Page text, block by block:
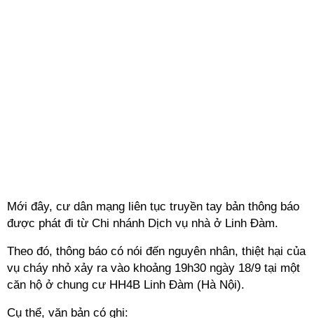
Mới đây, cư dân mạng liên tục truyền tay bản thông báo
được phát đi từ Chi nhánh Dịch vụ nhà ở Linh Đàm.
Theo đó, thông báo có nói đến nguyên nhân, thiệt hại của
vụ cháy nhỏ xảy ra vào khoảng 19h30 ngày 18/9 tại một
căn hộ ở chung cư HH4B Linh Đàm (Hà Nội).
Cụ thể, văn bản có ghi: